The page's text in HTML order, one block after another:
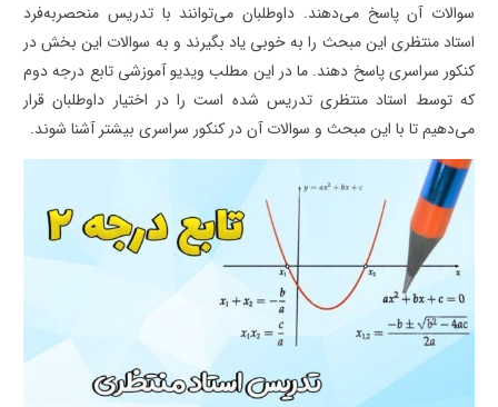
سوالات آن پاسخ می‌دهند. داوطلبان می‌توانند با تدریس منحصربه‌فرد
استاد منتظری این مبحث را به خوبی یاد بگیرند و به سوالات این بخش در
کنکور سراسری پاسخ دهند. ما در این مطلب ویدیو آموزشی تابع درجه دوم
که توسط استاد منتظری تدریس شده است را در اختیار داوطلبان قرار
می‌دهیم تا با این مبحث و سوالات آن در کنکور سراسری بیشتر آشنا شوند.